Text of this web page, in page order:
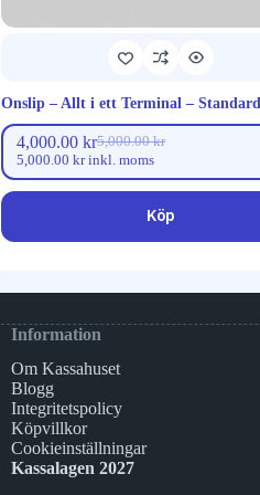
Onslip – Allt i ett Terminal – Standard
5,000.00 kr
4,000.00 kr
5,000.00 krinkl. moms
Köp
Information
Om Kassahuset
Blogg
Integritetspolicy
Köpvillkor
Cookieinställningar
Kassalagen 2027